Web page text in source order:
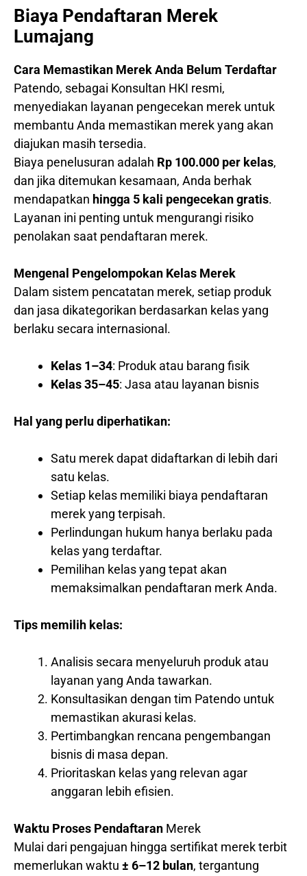
Biaya Pendaftaran Merek
Lumajang
Cara Memastikan Merek Anda Belum Terdaftar
Patendo, sebagai Konsultan HKI resmi,
menyediakan layanan pengecekan merek untuk
membantu Anda memastikan merek yang akan
diajukan masih tersedia.
Biaya penelusuran adalah Rp 100.000 per kelas,
dan jika ditemukan kesamaan, Anda berhak
mendapatkan hingga 5 kali pengecekan gratis.
Layanan ini penting untuk mengurangi risiko
penolakan saat pendaftaran merek.
Mengenal Pengelompokan Kelas Merek
Dalam sistem pencatatan merek, setiap produk
dan jasa dikategorikan berdasarkan kelas yang
berlaku secara internasional.
Kelas 1–34: Produk atau barang fisik
Kelas 35–45: Jasa atau layanan bisnis
Hal yang perlu diperhatikan:
Satu merek dapat didaftarkan di lebih dari
satu kelas.
Setiap kelas memiliki biaya pendaftaran
merek yang terpisah.
Perlindungan hukum hanya berlaku pada
kelas yang terdaftar.
Pemilihan kelas yang tepat akan
memaksimalkan pendaftaran merk Anda.
Tips memilih kelas:
Analisis secara menyeluruh produk atau
layanan yang Anda tawarkan.
Konsultasikan dengan tim Patendo untuk
memastikan akurasi kelas.
Pertimbangkan rencana pengembangan
bisnis di masa depan.
Prioritaskan kelas yang relevan agar
anggaran lebih efisien.
Waktu Proses Pendaftaran Merek
Mulai dari pengajuan hingga sertifikat merek terbit
memerlukan waktu ± 6–12 bulan, tergantung